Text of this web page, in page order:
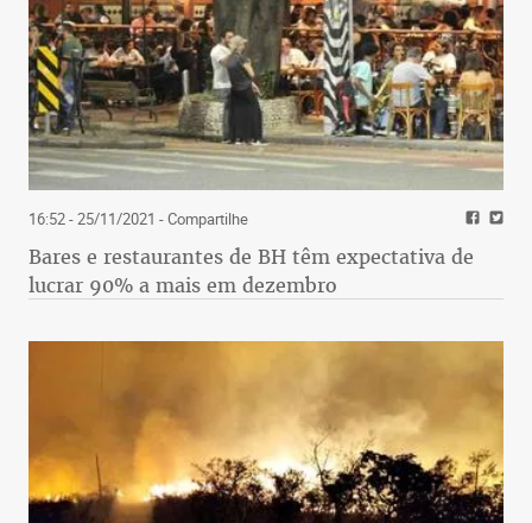
16:52 - 25/11/2021 - Compartilhe
Bares e restaurantes de BH têm expectativa de
lucrar 90% a mais em dezembro